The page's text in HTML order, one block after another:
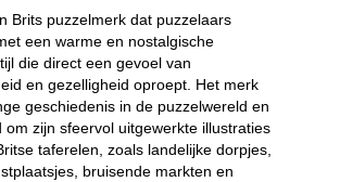
Brits puzzelmerk dat puzzelaars
een warme en nostalgische
die direct een gevoel van
en gezelligheid oproept. Het merk
geschiedenis in de puzzelwereld en
om zijn sfeervol uitgewerkte illustraties
taferelen, zoals landelijke dorpjes,
bruisende markten en